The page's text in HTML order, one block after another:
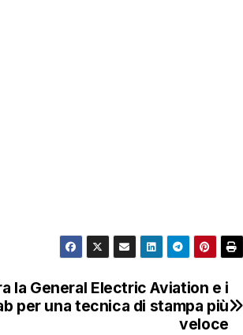
la General Electric Aviation e i
per una tecnica di stampa più
veloce